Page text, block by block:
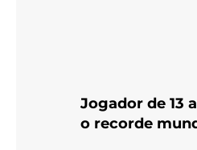
Jogador de 13
o recorde